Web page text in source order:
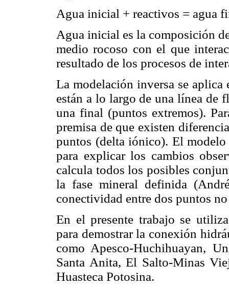
Agua inicial + reactivos = agua
Agua inicial es la composición
medio rocoso con el que
resultado de los procesos de
La modelación inversa se aplica
están a lo largo de una línea de
una final (puntos extremos).
premisa de que existen
puntos (delta iónico). El
para explicar los cambios
calcula todos los posibles
la fase mineral definida
conectividad entre dos puntos
En el presente trabajo se
para demostrar la conexión
como Apesco-Huchihuayan,
Santa Anita, El Salto-Minas
Huasteca Potosina.